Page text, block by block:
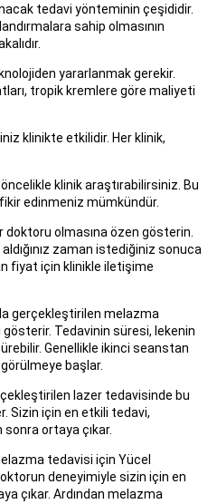
tedavi yönteminin çeşididir.
sahip olmasının
yararlanmak gerekir.
tropik kremlere göre maliyeti
klinikte etkilidir. Her klinik,
klinik araştırabilirsiniz. Bu
edinmeniz mümkündür.
olmasına özen gösterin.
zaman istediğiniz sonuca
fiyat için klinikle iletişime
gerçekleştirilen melazma
Tedavinin süresi, lekenin
Genellikle ikinci seanstan
başlar.
lazer tedavisinde bu
Sizin için en etkili tedavi,
ortaya çıkar.
tedavisi için Yücel
deneyimiyle sizin için en
çıkar. Ardından melazma